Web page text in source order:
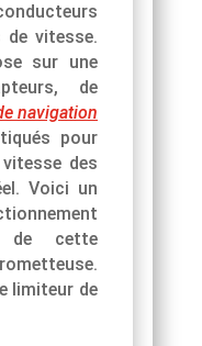
de vitesse.
sur une
de
navigation
pour
des
Voici un
de cette
limiteur de